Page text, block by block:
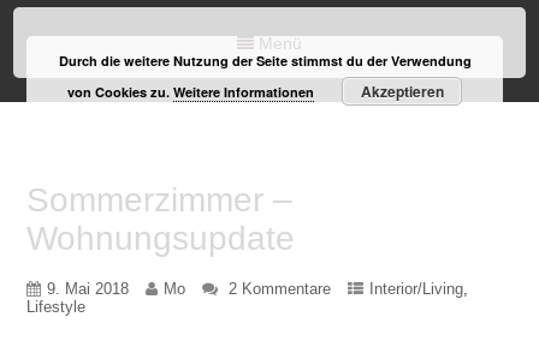
Menü
Sommerzimmer –
Wohnungsupdate
9. Mai 2018 Mo 2 Kommentare Interior/Living,
Lifestyle
Durch die weitere Nutzung der Seite stimmst du der Verwendung
von Cookies zu.Weitere Informationen Akzeptieren